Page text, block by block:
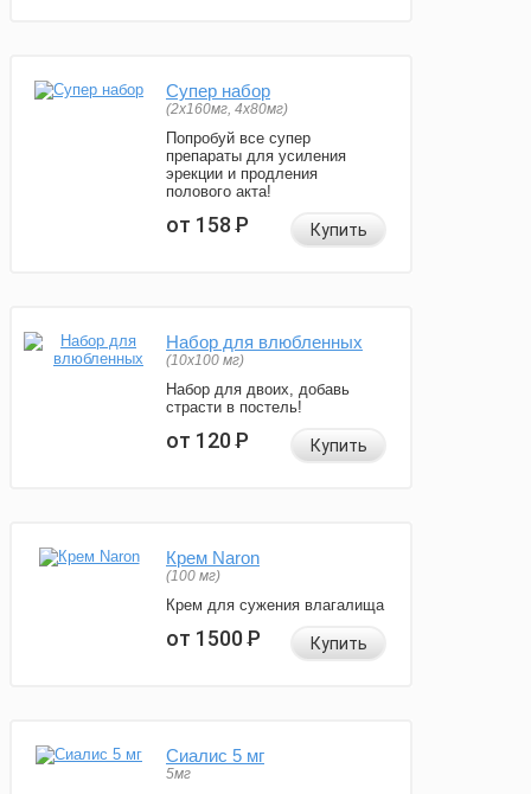
Супер набор
(2х160мг, 4х80мг)
Попробуй все супер
препараты для усиления
эрекции и продления
полового акта!
от 158Р Купить
Набор для влюбленных
(10х100 мг)
Набор для двоих, добавь
страсти в постель!
от 120Р Купить
Крем Naron
(100 мг)
Крем для сужения влагалища
от 1500Р Купить
Сиалис 5 мг
5мг